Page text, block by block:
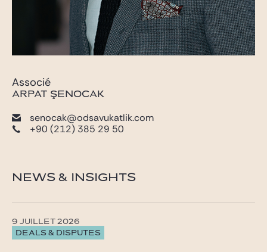
Associé
ARPAT ŞENOCAK
senocak@odsavukatlik.com
+90 (212) 385 29 50
NEWS & INSIGHTS
DEALS & DISPUTES
9 JUILLET 2026